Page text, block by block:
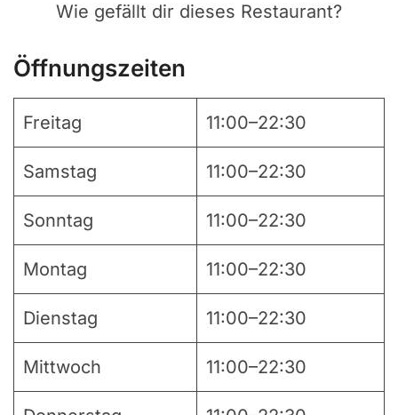
Wie gefällt dir dieses Restaurant?
Öffnungszeiten
Freitag 11:00–22:30
Samstag 11:00–22:30
Sonntag 11:00–22:30
Montag 11:00–22:30
Dienstag 11:00–22:30
Mittwoch 11:00–22:30